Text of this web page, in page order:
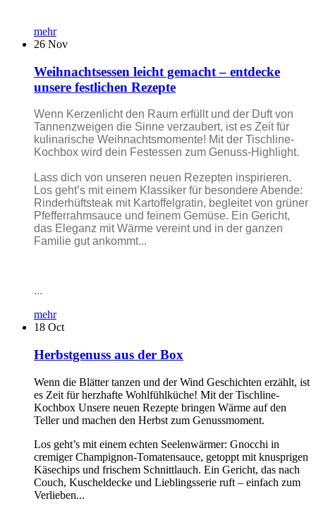
mehr
26 Nov
Weihnachtsessen leicht gemacht – entdecke
unsere festlichen Rezepte
Wenn Kerzenlicht den Raum erfüllt und der Duft von
Tannenzweigen die Sinne verzaubert, ist es Zeit für
kulinarische Weihnachtsmomente! Mit der Tischline-
Kochbox wird dein Festessen zum Genuss-Highlight.
Lass dich von unseren neuen Rezepten inspirieren.
Los geht’s mit einem Klassiker für besondere Abende:
Rinderhüftsteak mit Kartoffelgratin, begleitet von grüner
Pfefferrahmsauce und feinem Gemüse. Ein Gericht,
das Eleganz mit Wärme vereint und in der ganzen
Familie gut ankommt...
...
mehr
18 Oct
Herbstgenuss aus der Box
Wenn die Blätter tanzen und der Wind Geschichten erzählt, ist
es Zeit für herzhafte Wohlfühlküche! Mit der Tischline-
Kochbox Unsere neuen Rezepte bringen Wärme auf den
Teller und machen den Herbst zum Genussmoment.
Los geht’s mit einem echten Seelenwärmer: Gnocchi in
cremiger Champignon-Tomatensauce, getoppt mit knusprigen
Käsechips und frischem Schnittlauch. Ein Gericht, das nach
Couch, Kuscheldecke und Lieblingsserie ruft – einfach zum
Verlieben...